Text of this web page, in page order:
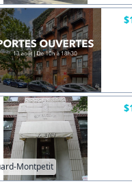
Montpetit